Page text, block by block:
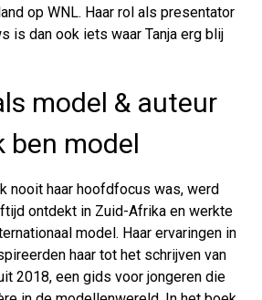
op WNL. Haar rol als presentator
is dan ook iets waar Tanja erg blij
model & auteur
ben model
nooit haar hoofdfocus was, werd
ontdekt in Zuid-Afrika en werkte
model. Haar ervaringen in
haar tot het schrijven van
2018, een gids voor jongeren die